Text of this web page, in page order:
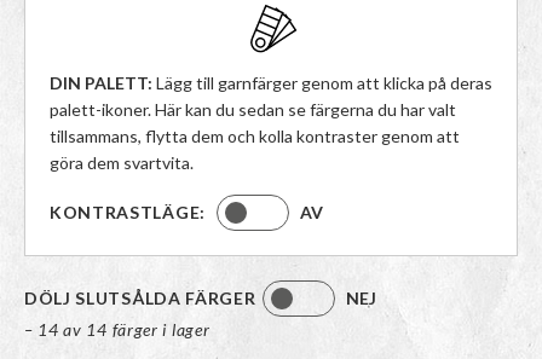
DIN PALETT: Lägg till garnfärger genom att klicka på deras
palett-ikoner. Här kan du sedan se färgerna du har valt
tillsammans, flytta dem och kolla kontraster genom att
göra dem svartvita.
KONTRASTLÄGE: AV
DÖLJ SLUTSÅLDA FÄRGER
NEJ
– 14 av 14 färger i lager